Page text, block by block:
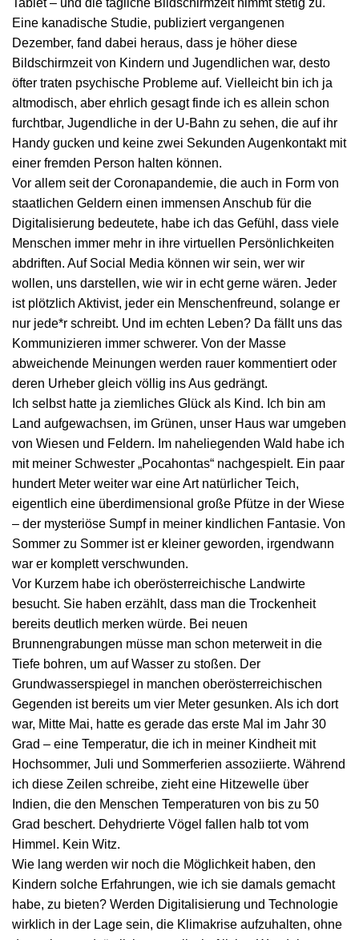
Eine kanadische Studie, publiziert vergangenen
Dezember, fand dabei heraus, dass je höher diese
Bildschirmzeit von Kindern und Jugendlichen war, desto
öfter traten psychische Probleme auf. Vielleicht bin ich ja
altmodisch, aber ehrlich gesagt finde ich es allein schon
furchtbar, Jugendliche in der U-Bahn zu sehen, die auf ihr
Handy gucken und keine zwei Sekunden Augenkontakt mit
einer fremden Person halten können.
Vor allem seit der Coronapandemie, die auch in Form von
staatlichen Geldern einen immensen Anschub für die
Digitalisierung bedeutete, habe ich das Gefühl, dass viele
Menschen immer mehr in ihre virtuellen Persönlichkeiten
abdriften. Auf Social Media können wir sein, wer wir
wollen, uns darstellen, wie wir in echt gerne wären. Jeder
ist plötzlich Aktivist, jeder ein Menschenfreund, solange er
nur jede*r schreibt. Und im echten Leben? Da fällt uns das
Kommunizieren immer schwerer. Von der Masse
abweichende Meinungen werden rauer kommentiert oder
deren Urheber gleich völlig ins Aus gedrängt.
Ich selbst hatte ja ziemliches Glück als Kind. Ich bin am
Land aufgewachsen, im Grünen, unser Haus war umgeben
von Wiesen und Feldern. Im naheliegenden Wald habe ich
mit meiner Schwester „Pocahontas“ nachgespielt. Ein paar
hundert Meter weiter war eine Art natürlicher Teich,
eigentlich eine überdimensional große Pfütze in der Wiese
– der mysteriöse Sumpf in meiner kindlichen Fantasie. Von
Sommer zu Sommer ist er kleiner geworden, irgendwann
war er komplett verschwunden.
Vor Kurzem habe ich oberösterreichische Landwirte
besucht. Sie haben erzählt, dass man die Trockenheit
bereits deutlich merken würde. Bei neuen
Brunnengrabungen müsse man schon meterweit in die
Tiefe bohren, um auf Wasser zu stoßen. Der
Grundwasserspiegel in manchen oberösterreichischen
Gegenden ist bereits um vier Meter gesunken. Als ich dort
war, Mitte Mai, hatte es gerade das erste Mal im Jahr 30
Grad – eine Temperatur, die ich in meiner Kindheit mit
Hochsommer, Juli und Sommerferien assoziierte. Während
ich diese Zeilen schreibe, zieht eine Hitzewelle über
Indien, die den Menschen Temperaturen von bis zu 50
Grad beschert. Dehydrierte Vögel fallen halb tot vom
Himmel. Kein Witz.
Wie lang werden wir noch die Möglichkeit haben, den
Kindern solche Erfahrungen, wie ich sie damals gemacht
habe, zu bieten? Werden Digitalisierung und Technologie
wirklich in der Lage sein, die Klimakrise aufzuhalten, ohne